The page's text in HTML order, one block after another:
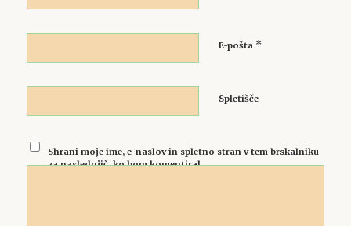
E-pošta *
Spletišče
Shrani moje ime, e-naslov in spletno stran v tem brskalniku
za naslednjič, ko bom komentiral.